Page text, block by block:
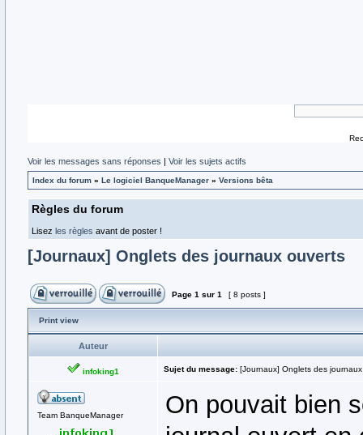
Voir les messages sans réponses | Voir les sujets actifs
Index du forum » Le logiciel BanqueManager » Versions bêta
Règles du forum
Lisez les règles avant de poster !
[Journaux] Onglets des journaux ouverts
Page 1 sur 1 [ 8 posts ]
Print view
Auteur
infoking1 Sujet du message: [Journaux] Onglets des
Team BanqueManager
On pouvait bien